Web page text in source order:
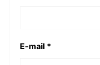
E-mail *